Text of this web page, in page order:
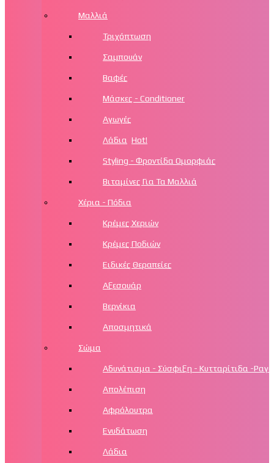
Μαλλιά
Τριχόπτωση
Σαμπουάν
Βαφές
Μάσκες - Conditioner
Αγωγές
Λάδια Hot!
Styling - Φροντίδα Ομορφιάς
Βιταμίνες Για Τα Μαλλιά
Χέρια - Πόδια
Κρέμες Χεριών
Κρέμες Ποδιών
Ειδικές Θεραπείες
Αξεσουάρ
Βερνίκια
Αποσμητικά
Σώμα
Αδυνάτισμα - Σύσφιξη - Κυτταρίτιδα -
Απολέπιση
Αφρόλουτρα
Ενυδάτωση
Λάδια